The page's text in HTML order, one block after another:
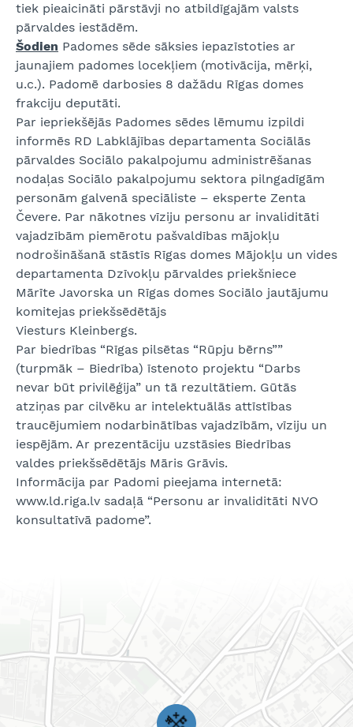
tiek pieaicināti pārstāvji no atbildīgajām valsts
pārvaldes iestādēm.
Šodien Padomes sēde sāksies iepazīstoties ar
jaunajiem padomes locekļiem (motivācija, mērķi,
u.c.). Padomē darbosies 8 dažādu Rīgas domes
frakciju deputāti.
Par iepriekšējās Padomes sēdes lēmumu izpildi
informēs RD Labklājības departamenta Sociālās
pārvaldes Sociālo pakalpojumu administrēšanas
nodaļas Sociālo pakalpojumu sektora pilngadīgām
personām galvenā speciāliste – eksperte Zenta
Čevere. Par nākotnes vīziju personu ar invaliditāti
vajadzībām piemērotu pašvaldības mājokļu
nodrošināšanā stāstīs Rīgas domes Mājokļu un vides
departamenta Dzīvokļu pārvaldes priekšniece
Mārīte Javorska un Rīgas domes Sociālo jautājumu
komitejas priekšsēdētājs
Viesturs Kleinbergs.
Par biedrības “Rīgas pilsētas “Rūpju bērns””
(turpmāk – Biedrība) īstenoto projektu “Darbs
nevar būt privilēģija” un tā rezultātiem. Gūtās
atziņas par cilvēku ar intelektuālās attīstības
traucējumiem nodarbinātības vajadzībām, vīziju un
iespējām. Ar prezentāciju uzstāsies Biedrības
valdes priekšsēdētājs Māris Grāvis.
Informācija par Padomi pieejama internetā:
www.ld.riga.lv sadaļā “Personu ar invaliditāti NVO
konsultatīvā padome”.